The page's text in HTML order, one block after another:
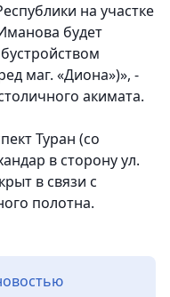
на участке
будет
маг. «Диона»)», -
акимата.
Туран (со
в сторону ул.
в связи с
полотна.